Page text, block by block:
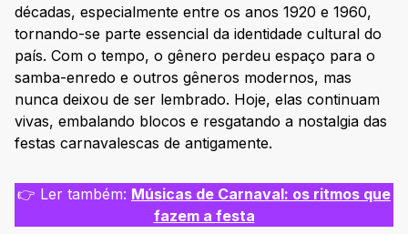
décadas, especialmente entre os anos 1920 e 1960,
tornando-se parte essencial da identidade cultural do
país. Com o tempo, o gênero perdeu espaço para o
samba-enredo e outros gêneros modernos, mas
nunca deixou de ser lembrado. Hoje, elas continuam
vivas, embalando blocos e resgatando a nostalgia das
festas carnavalescas de antigamente.
👉 Ler também: Músicas de Carnaval: os ritmos que
fazem a festa